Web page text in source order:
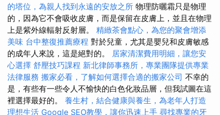
的塔位，為親人找到永遠的安放之所 物理防曬霜只是物理
的，因為它不會吸收皮膚，而是保留在皮膚上，並且在物理
上是紫外線輻射反射層。 精緻茶會點心，為您的聚會增添
美味 台中整復推薦療程 對於兒童，尤其是嬰兒和皮膚敏感
的成年人來說，這是絕對的。 居家清潔費用明細，讓您安
心選擇 舒壓技巧課程 新北律師事務所，專業團隊提供專業
法律服務 搬家必看，了解如何選擇合適的搬家公司 不幸的
是，有些有一些令人不愉快的白色化妝品層，但我試圖在這
裡選擇最好的。 養生村，結合健康與養生，為老年人打造
理想生活 Google SEO教學，讓你迅速上手 尋找專業的牙